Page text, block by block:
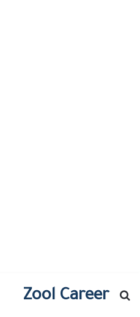
Zool Career
بحث عن